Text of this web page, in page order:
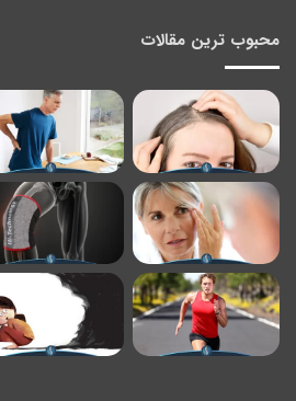
محبوب ترین مقالات